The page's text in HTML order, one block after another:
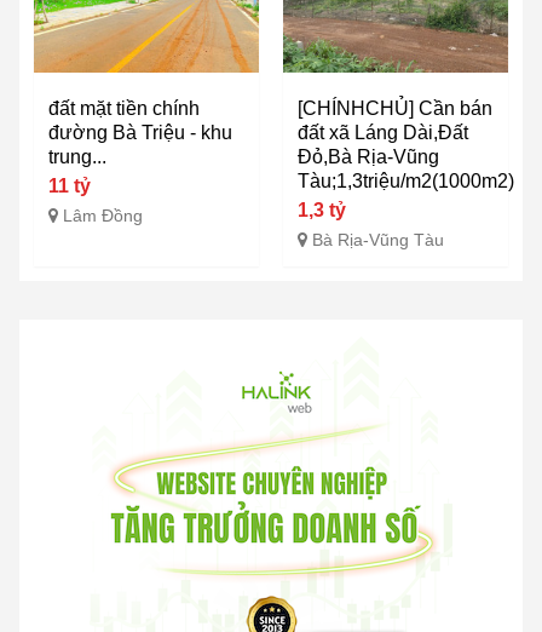
đất mặt tiền chính
đường Bà Triệu - khu
trung...
11 tỷ
Lâm Đồng
[CHÍNHCHỦ] Cần bán
đất xã Láng Dài,Đất
Đỏ,Bà Rịa-Vũng
Tàu;1,3triệu/m2(1000m2)
1,3 tỷ
Bà Rịa-Vũng Tàu